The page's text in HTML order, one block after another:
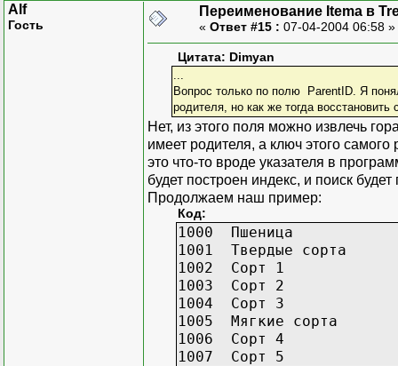
Alf
Гость
Переименование Itema в
« Ответ #15 : 07-04-2004 06:58 »
Цитата: Dimyan
Вопрос только по полю ParentID. Я
родителя, но как же тогда восстановить
Нет, из этого поля можно извлечь
имеет родителя, а ключ этого самого
это что-то вроде указателя в
будет построен индекс, и поиск
Продолжаем наш пример:
Код:
1000 Пшеница
1001 Твердые сорта
1002 Сорт 1
1003 Сорт 2
1004 Сорт 3
1005 Мягкие сорта
1006 Сорт 4
1007 Сорт 5